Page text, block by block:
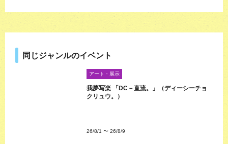
同じジャンルのイベント
アート・展示
我夢写楽 「DC－直流。」（ディーシーチョ
クリュウ。）
26/8/1 〜 26/8/9